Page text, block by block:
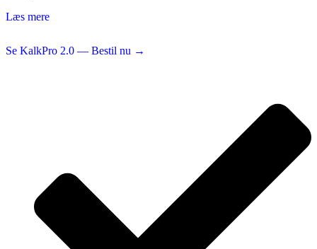
Læs mere
Se KalkPro 2.0 — Bestil nu →